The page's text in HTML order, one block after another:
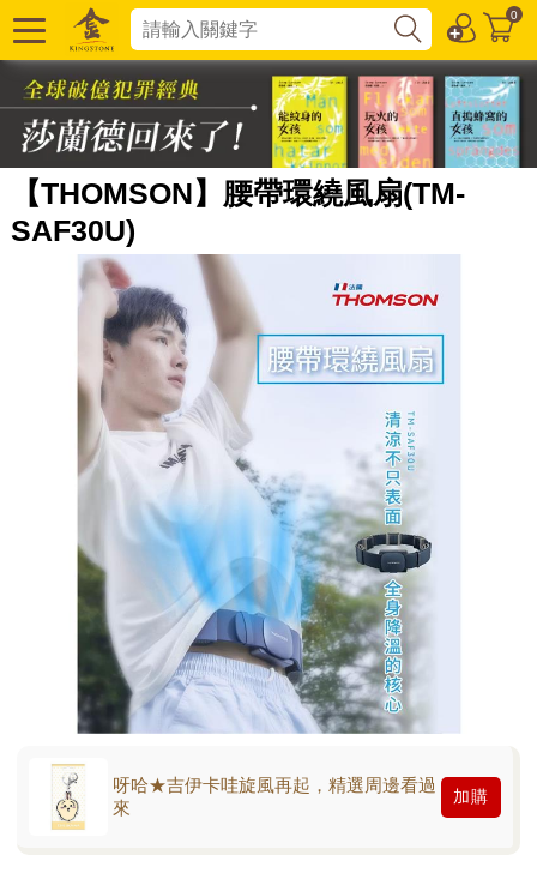
0
【THOMSON】腰帶環繞風扇(TM-
SAF30U)
呀哈★吉伊卡哇旋風再起，精選周邊看過
來
加購